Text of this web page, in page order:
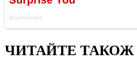
ЧИТАЙТЕ ТАКОЖ